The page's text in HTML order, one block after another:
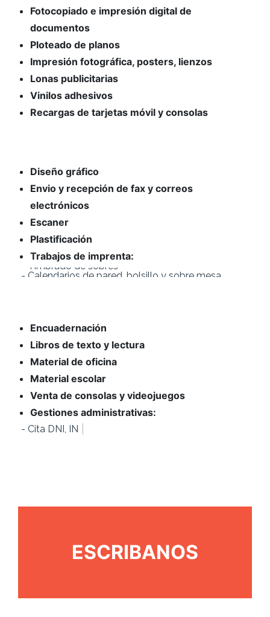
Fotocopiado e impresión digital de
documentos
Ploteado de planos
Impresión fotográfica, posters, lienzos
Lonas publicitarias
Vinilos adhesivos
Recargas de tarjetas móvil y consolas
Diseño gráfico
Envio y recepción de fax y correos
electrónicos
Escaner
Plastificación
Trabajos de imprenta:
- Calendarios de pared, bolsillo y sobre mesa
- Carpetas corporativas
- Recordatorios de comunión
- Cartas para bares y comercios de comida
- Tarjetas de visita
- Etiquetas precios
- Entradas eventos
- Tickets consumición
- Papeletas sorteos
Encuadernación
Libros de texto y lectura
Material de oficina
Material escolar
Venta de consolas y videojuegos
Gestiones administrativas:
- Cita DNI, INEM
ESCRIBANOS